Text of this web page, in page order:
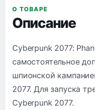
О ТОВАРЕ
Описание
Cyberpunk 2077:
самостоятельное
шпионской
2077. Для запуска
Cyberpunk 2077.